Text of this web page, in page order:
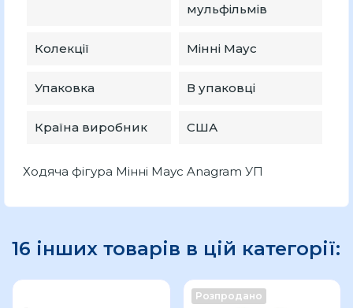
мульфільмів
Колекції Мінні Маус
Упаковка В упаковці
Країна виробник США
Ходяча фігура Мінні Маус Anagram УП
16 інших товарів в цій категорії:
Розпродано